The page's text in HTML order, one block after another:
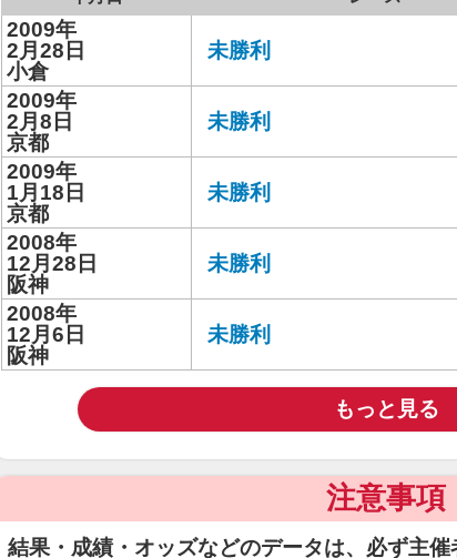
2009年
2月28日
小倉
未勝利
2009年
2月8日
京都
未勝利
2009年
1月18日
京都
未勝利
2008年
12月28日
阪神
未勝利
2008年
12月6日
阪神
未勝利
もっと見る
注意事項
結果・成績・オッズなどのデータは、必ず主